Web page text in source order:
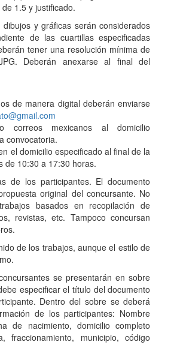
1.5 y justificado.
y gráficas serán considerados
de las cuartillas especificadas
tener una resolución mínima de
Deberán anexarse al final del
de manera digital deberán enviarse
correos mexicanos al domicilio
convocatoria.
el domicilio especificado al final de la
de 10:30 a 17:30 horas.
de los participantes. El documento
original del concursante. No
basados en recopilación de
revistas, etc. Tampoco concursan
de los trabajos, aunque el estilo de
se presentarán en sobre
especificar el título del documento
Dentro del sobre se deberá
de los participantes: Nombre
de nacimiento, domicilio completo
fraccionamiento, municipio, código